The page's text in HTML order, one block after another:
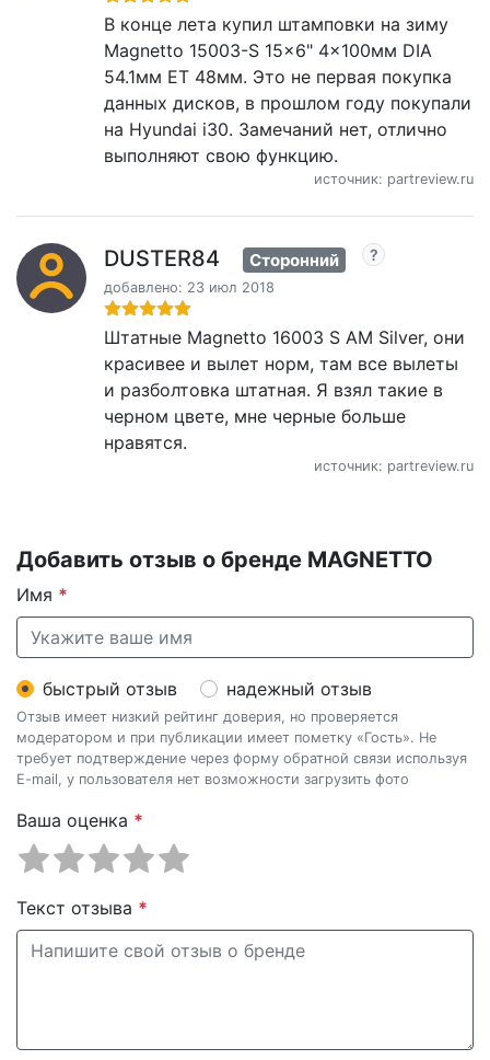
В конце лета купил штамповки на зиму
Magnetto 15003-S 15x6" 4x100мм DIA
54.1мм ET 48мм. Это не первая покупка
данных дисков, в прошлом году покупали
на Hyundai i30. Замечаний нет, отлично
выполняют свою функцию.
источник: partreview.ru
DUSTER84 Сторонний
добавлено: 23 июл 2018
Штатные Magnetto 16003 S AM Silver, они
красивее и вылет норм, там все вылеты
и разболтовка штатная. Я взял такие в
черном цвете, мне черные больше
нравятся.
источник: partreview.ru
Добавить отзыв о бренде MAGNETTO
Имя *
быстрый отзыв надежный отзыв
Отзыв имеет низкий рейтинг доверия, но проверяется
модератором и при публикации имеет пометку «Гость». Не
требует подтверждение через форму обратной связи используя
E-mail, у пользователя нет возможности загрузить фото
Ваша оценка *
Текст отзыва *